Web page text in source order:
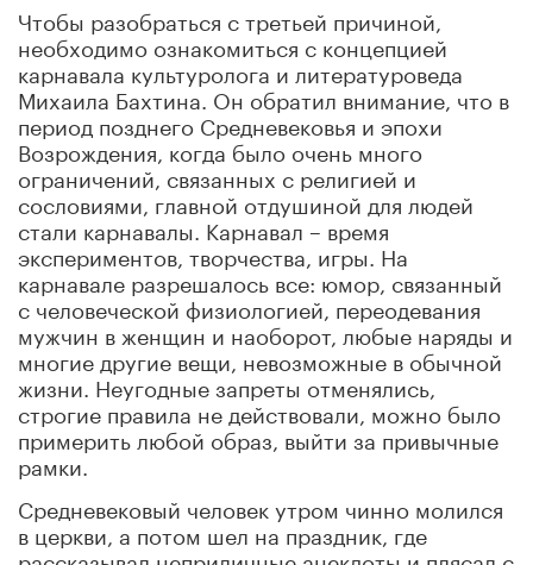
Чтобы разобраться с третьей причиной,
необходимо ознакомиться с концепцией
карнавала культуролога и литературоведа
Михаила Бахтина. Он обратил внимание, что в
период позднего Средневековья и эпохи
Возрождения, когда было очень много
ограничений, связанных с религией и
сословиями, главной отдушиной для людей
стали карнавалы. Карнавал – время
экспериментов, творчества, игры. На
карнавале разрешалось все: юмор, связанный
с человеческой физиологией, переодевания
мужчин в женщин и наоборот, любые наряды и
многие другие вещи, невозможные в обычной
жизни. Неугодные запреты отменялись,
строгие правила не действовали, можно было
примерить любой образ, выйти за привычные
рамки.
Средневековый человек утром чинно молился
в церкви, а потом шел на праздник, где